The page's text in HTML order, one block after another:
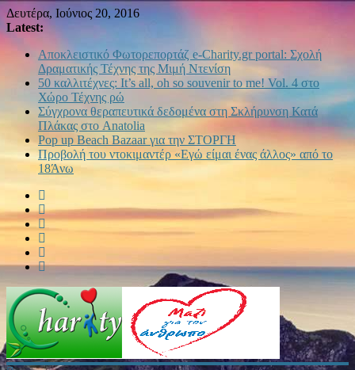
Δευτέρα, Ιούνιος 20, 2016
Latest:
Αποκλειστικό Φωτορεπορτάζ e-Charity.gr portal: Σχολή
Δραματικής Τέχνης της Μιμή Ντενίση
50 καλλιτέχνες: It’s all, oh so souvenir to me! Vol. 4 στο
Χώρο Τέχνης ρώ
Σύγχρονα θεραπευτικά δεδομένα στη Σκλήρυνση Κατά
Πλάκας στο Anatolia
Pop up Beach Bazaar για την ΣΤΟΡΓΗ
Προβολή του ντοκιμαντέρ «Εγώ είμαι ένας άλλος» από το
18Άνω